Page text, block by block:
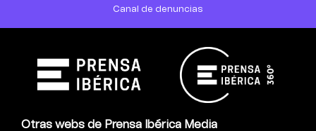
Canal de denuncias
Otras webs de Prensa Ibérica Media